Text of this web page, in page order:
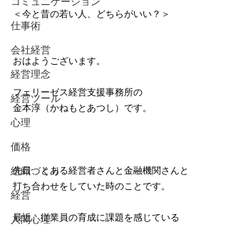
仕事術
会社経営
経営理念
経営ツール
心理
価格
組織づくり
経営
人間心理
＜今と昔の若い人、どちらがいい？＞
おはようございます。
フェリーゼス経営支援事務所の
金本淳（かねもとあつし）です。
先日、とある経営者さんと金融機関さんと
打ち合わせをしていた時のことです。
最近、従業員の育成に課題を感じている